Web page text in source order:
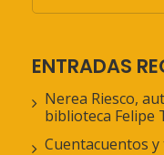
ENTRADAS
Nerea Riesco,
biblioteca Felipe
Cuentacuentos